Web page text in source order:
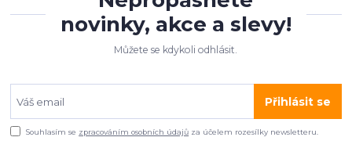
novinky, akce a slevy!
Můžete se kdykoli odhlásit.
Přihlásit se
Souhlasím se zpracováním osobních údajů za účelem rozesílky newsletteru.